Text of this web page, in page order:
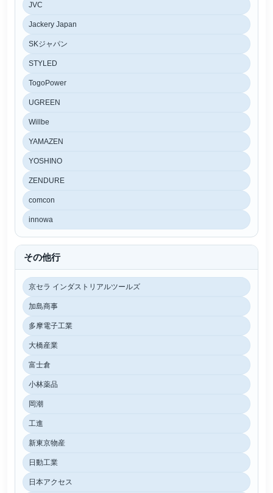
JVC
Jackery Japan
SKジャパン
STYLED
TogoPower
UGREEN
Willbe
YAMAZEN
YOSHINO
ZENDURE
comcon
innowa
その他行
京セラ インダストリアルツールズ
加島商事
多摩電子工業
大橋産業
富士倉
小林薬品
岡潮
工進
新東京物産
日動工業
日本アクセス